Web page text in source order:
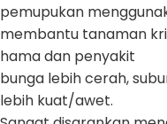
pemupukan
membantu tanaman
hama dan penyakit
bunga lebih cerah,
lebih kuat/awet.